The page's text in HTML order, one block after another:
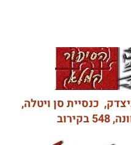
כנסיית סן ויטלה,
בקירוב